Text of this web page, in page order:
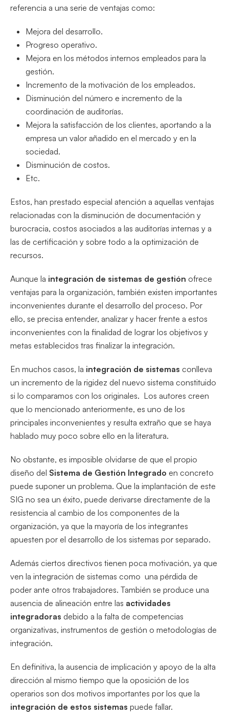
referencia a una serie de ventajas como:
Mejora del desarrollo.
Progreso operativo.
Mejora en los métodos internos empleados para la
gestión.
Incremento de la motivación de los empleados.
Disminución del número e incremento de la
coordinación de auditorías.
Mejora la satisfacción de los clientes, aportando a la
empresa un valor añadido en el mercado y en la
sociedad.
Disminución de costos.
Etc.
Estos, han prestado especial atención a aquellas ventajas
relacionadas con la disminución de documentación y
burocracia, costos asociados a las auditorías internas y a
las de certificación y sobre todo a la optimización de
recursos.
Aunque la integración de sistemas de gestión ofrece
ventajas para la organización, también existen importantes
inconvenientes durante el desarrollo del proceso. Por
ello, se precisa entender, analizar y hacer frente a estos
inconvenientes con la finalidad de lograr los objetivos y
metas establecidos tras finalizar la integración.
En muchos casos, la integración de sistemas conlleva
un incremento de la rigidez del nuevo sistema constituido
si lo comparamos con los originales. Los autores creen
que lo mencionado anteriormente, es uno de los
principales inconvenientes y resulta extraño que se haya
hablado muy poco sobre ello en la literatura.
No obstante, es imposible olvidarse de que el propio
diseño del Sistema de Gestión Integrado en concreto
puede suponer un problema. Que la implantación de este
SIG no sea un éxito, puede derivarse directamente de la
resistencia al cambio de los componentes de la
organización, ya que la mayoría de los integrantes
apuesten por el desarrollo de los sistemas por separado.
Además ciertos directivos tienen poca motivación, ya que
ven la integración de sistemas como una pérdida de
poder ante otros trabajadores. También se produce una
ausencia de alineación entre las actividades
integradoras debido a la falta de competencias
organizativas, instrumentos de gestión o metodologías de
integración.
En definitiva, la ausencia de implicación y apoyo de la alta
dirección al mismo tiempo que la oposición de los
operarios son dos motivos importantes por los que la
integración de estos sistemas puede fallar.